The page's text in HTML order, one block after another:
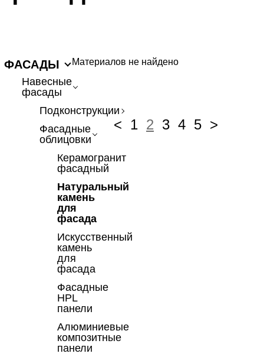
ФАСАДЫ
Навесные
фасады
Подконструкции
Фасадные
облицовки
Керамогранит
фасадный
Натуральный
камень
для
фасада
Искусственный
камень
для
фасада
Фасадные
HPL
панели
Алюминиевые
композитные
панели
Материалов не найдено
< 1 2 3 4 5 >